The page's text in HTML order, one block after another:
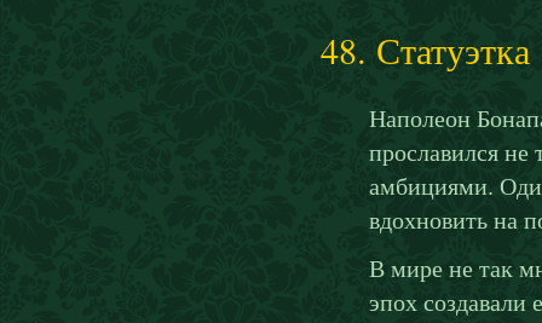
48.
Наполеон
прославился
амбициями.
вдохновить на
В мире не так
эпох